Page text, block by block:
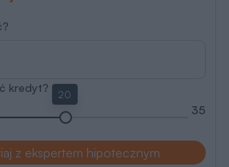
kredyt?
20
35
z ekspertem hipotecznym